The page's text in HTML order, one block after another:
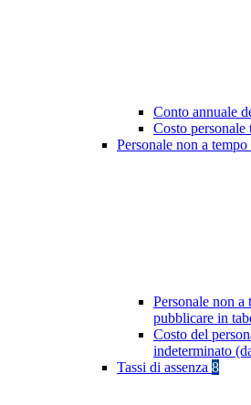
Conto annuale
Costo
Personale non a
Personale non a
pubblicare in
Costo del
indeterminato
Tassi di assenza 8